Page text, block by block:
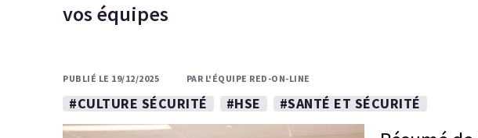
vos équipes
PUBLIÉ LE 19/12/2025 PAR L'ÉQUIPE RED-ON-LINE
#CULTURE SÉCURITÉ #HSE #SANTÉ ET SÉCURITÉ